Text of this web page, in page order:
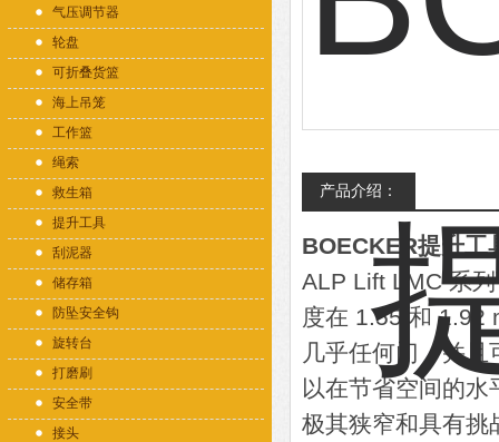
气压调节器
轮盘
可折叠货篮
海上吊笼
工作篮
绳索
救生箱
提升工具
刮泥器
储存箱
防坠安全钩
旋转台
打磨刷
安全带
接头
产品介绍：
BOECKER提升工
ALP Lift LMC 系
度在 1.55 和 1.92
几乎任何门，并
以在节省空间的
极其狭窄和具有挑